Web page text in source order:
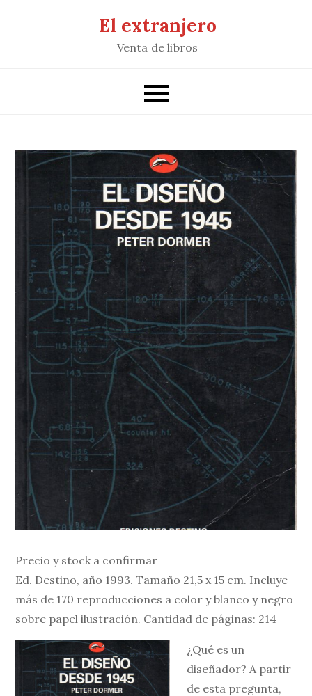
El extranjero
Venta de libros
Precio y stock a confirmar
Ed. Destino, año 1993. Tamaño 21,5 x 15 cm. Incluye
más de 170 reproducciones a color y blanco y negro
sobre papel ilustración. Cantidad de páginas: 214
¿Qué es un
diseñador? A partir
de esta pregunta,